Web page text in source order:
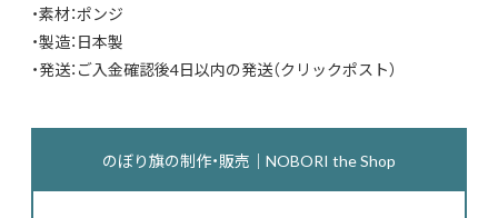
・素材：ポンジ
・製造：日本製
・発送：ご入金確認後4日以内の発送（クリックポスト）
のぼり旗の制作・販売｜NOBORI the Shop